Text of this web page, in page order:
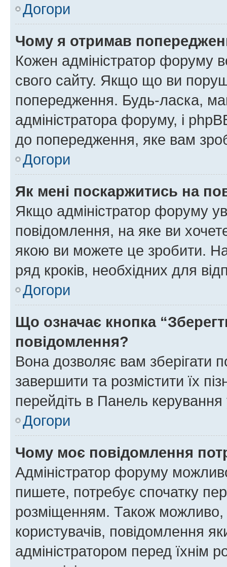
Догори
Чому я отримав
Кожен адміністратор форуму
свого сайту. Якщо що ви
попередження. Будь-ласка,
адміністратора форуму, і
до попередження, яке вам
Догори
Як мені поскаржитись на
Якщо адміністратор форуму
повідомлення, на яке ви
якою ви можете це зробити.
ряд кроків, необхідних для
Догори
Що означає кнопка
повідомлення?
Вона дозволяє вам зберігати
завершити та розмістити їх
перейдіть в Панель керування
Догори
Чому моє повідомлення
Адміністратор форуму
пишете, потребує спочатку
розміщенням. Також можливо,
користувачів, повідомлення
адміністратором перед їхнім